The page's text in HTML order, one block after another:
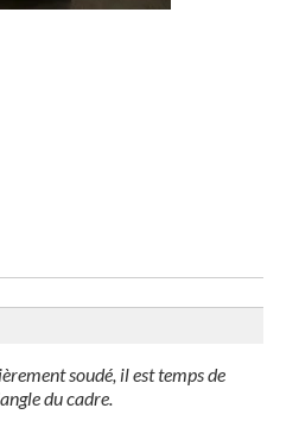
soudé, il est temps de
du cadre.